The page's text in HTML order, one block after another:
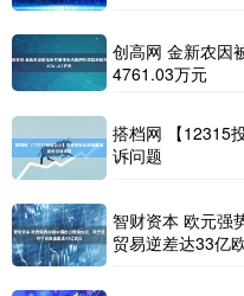
创高网 金新农因
4761.03万元
搭档网 【12315
诉问题
智财资本 欧元强
贸易逆差达33亿